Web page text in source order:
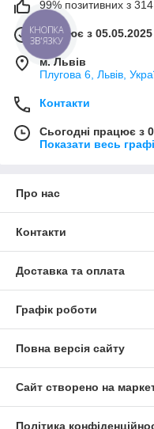
99% позитивних з 314
Працює з 05.05.2025
м. Львів
Плугова 6, Львів,
Контакти
Сьогодні працює з
Показати весь
Про нас
Контакти
Доставка та оплата
Графік роботи
Повна версія сайту
Сайт створено на
Політика
КНОПКА
ЗВ'ЯЗКУ